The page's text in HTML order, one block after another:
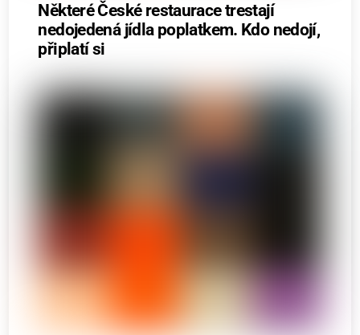
Některé České restaurace trestají
nedojedená jídla poplatkem. Kdo nedojí,
připlatí si